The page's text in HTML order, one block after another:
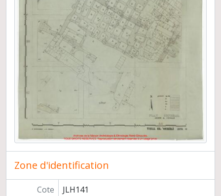
Zone d'identification
Cote
JLH141